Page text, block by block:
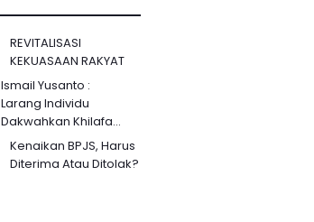
REVITALISASI
KEKUASAAN RAKYAT
Ismail Yusanto :
Larang Individu
Dakwahkan Khilafa...
Kenaikan BPJS, Harus
Diterima Atau Ditolak?